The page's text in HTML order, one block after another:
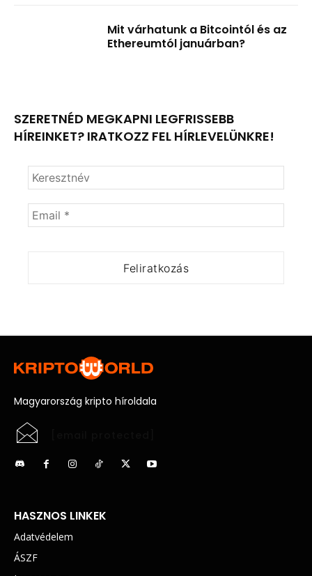
Mit várhatunk a Bitcointól és az
Ethereumtól januárban?
SZERETNÉD MEGKAPNI LEGFRISSEBB
HÍREINKET? IRATKOZZ FEL HÍRLEVELÜNKRE!
Magyarország kripto híroldala
HASZNOS LINKEK
Adatvédelem
ÁSZF